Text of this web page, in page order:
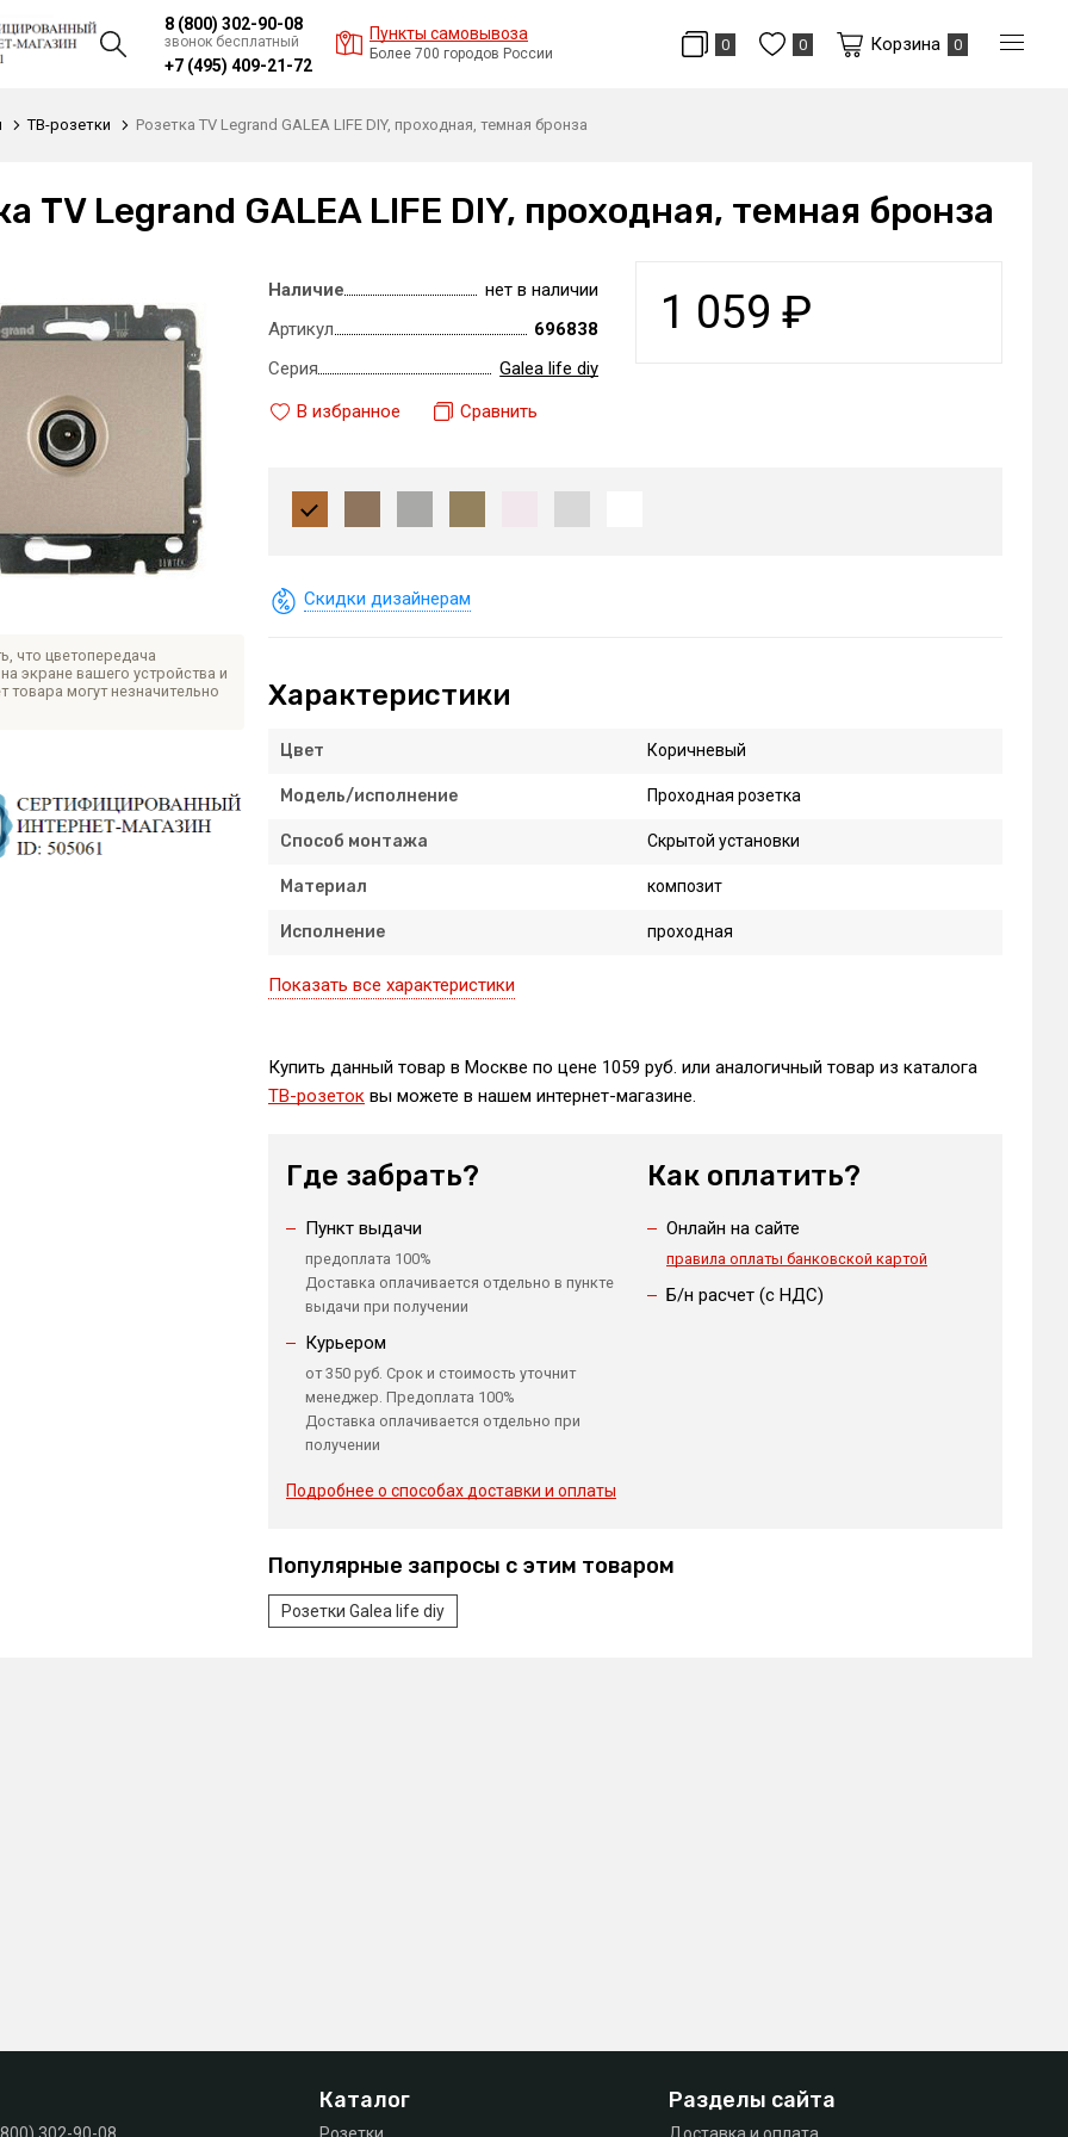
8 (800) 302-90-08
звонок бесплатный
+7 (495) 409-21-72
Пункты самовывоза
Более 700 городов России
0 0 Корзина 0
ТВ-розетки Розетка TV Legrand GALEA LIFE DIY, проходная, темная бронза
TV Legrand GALEA LIFE DIY, проходная, темная бронза
что цветопередача
экране вашего устройства и
товара могут незначительно
1 059 ₽
Наличие
нет в наличии
Артикул
696838
Серия
Galea life diy
В избранное
Сравнить
Скидки дизайнерам
Характеристики
Цвет Коричневый
Модель/исполнение Проходная розетка
Способ монтажа Скрытой установки
Материал композит
Исполнение проходная
Показать все характеристики
Купить данный товар в Москве по цене 1059 руб. или аналогичный товар из каталога
ТВ-розеток вы можете в нашем интернет-магазине.
Где забрать?
Пункт выдачи
предоплата 100%
Доставка оплачивается отдельно в пункте
выдачи при получении
Курьером
от 350 руб. Срок и стоимость уточнит
менеджер. Предоплата 100%
Доставка оплачивается отдельно при
получении
Подробнее о способах доставки и оплаты
Как оплатить?
Онлайн на сайте
правила оплаты банковской картой
Б/н расчет (c НДС)
Популярные запросы с этим товаром
Розетки Galea life diy
Каталог Разделы сайта